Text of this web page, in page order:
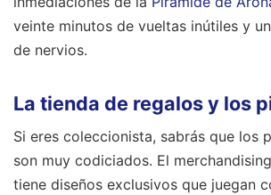
veinte minutos de vueltas inútiles y
de nervios.
La tienda de regalos y los
Si eres coleccionista, sabrás que los
son muy codiciados. El
tiene diseños exclusivos que juegan